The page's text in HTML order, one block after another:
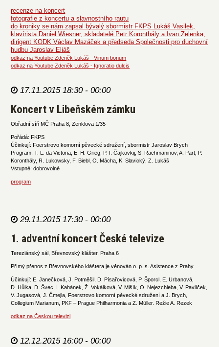
recenze na koncert
fotografie z koncertu a slavnostního rautu
do kroniky se nám zapsal bývalý sbormistr FKPS Lukáš Vasilek,
klavírista Daniel Wiesner, skladatelé Petr Koronthály a Ivan Zelenka,
dirigent KODK Václav Mazáček a předseda Společnosti pro duchovní
hudbu Jaroslav Eliáš
odkaz na Youtube Zdeněk Lukáš - Vinum bonum
odkaz na Youtube Zdeněk Lukáš - Ignoratio dulcis
17.11.2015 18:30 - 00:00
Koncert v Libeňském zámku
Obřadní síň MČ Praha 8, Zenklova 1/35
Pořádá: FKPS
Účinkují: Foerstrovo komorní pěvecké sdružení, sbormistr Jaroslav Brych
Program: T. L. da Victoria, E. H. Grieg, P. I. Čajkovkij, S. Rachmaninov, A. Pärt, P.
Koronthály, R. Lukowsky, F. Biebl, O. Mácha, K. Slavický, Z. Lukáš
Vstupné: dobrovolné
program
29.11.2015 17:30 - 00:00
1. adventní koncert České televize
Tereziánský sál, Břevnovský klášter, Praha 6
Přímý přenos z Břevnovského kláštera je věnován o. p. s. Asistence z Prahy.
Účinkují: E. Janečková, J. Potměšil, D. Písařovicová, P. Šporcl, E. Urbanová,
D. Hůlka, D. Švec, I. Kahánek, Ž. Vokálková, V. Mišík, O. Nejezchleba, V. Pavlíček,
V. Jugasová, J. Čmejla, Foerstrovo komorní pěvecké sdružení a J. Brych,
Collegium Marianum, PKF – Prague Philharmonia a Z. Müller. Režie A. Rezek
odkaz na Českou televizi
12.12.2015 16:00 - 00:00